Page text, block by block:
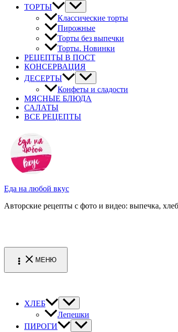
ТОРТЫ
Классические торты
Пирожные
Торты без выпечки
Торты. Новинки
РЕЦЕПТЫ В ПОСТ
КОНСЕРВАЦИЯ
ДЕСЕРТЫ
Конфеты и сладости
МЯСНЫЕ БЛЮДА
САЛАТЫ
ВСЕ РЕЦЕПТЫ
Еда на любой вкус
Авторские рецепты с фото и видео: выпечка,
МЕНЮ
ХЛЕБ
Лепешки
ПИРОГИ